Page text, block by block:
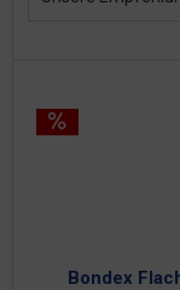
Bondex